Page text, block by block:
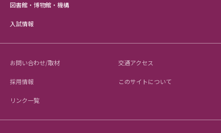
図書館・博物館・機構
入試情報
お問い合わせ/取材 交通アクセス
採用情報 このサイトについて
リンク一覧